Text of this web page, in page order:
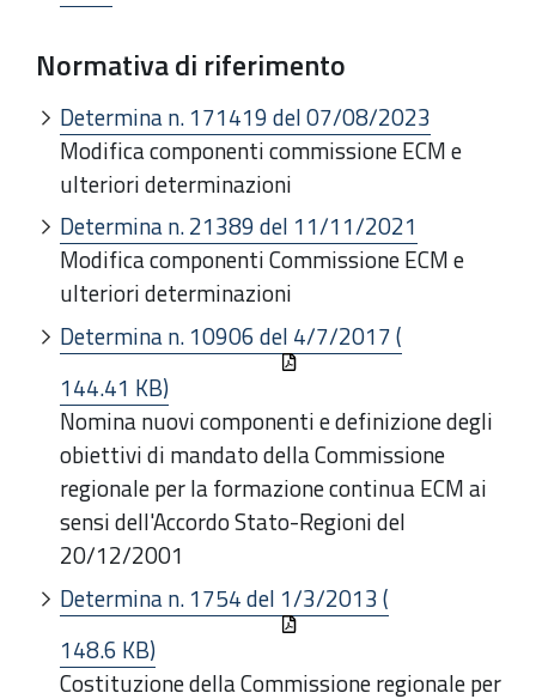
Normativa di riferimento
Determina n. 171419 del07/08/2023
Modifica componenti commissione ECM e
ulteriori determinazioni
Determina n. 21389 del 11/11/2021
Modifica componenti Commissione ECM e
ulteriori determinazioni
Determina n. 10906 del 4/7/2017 (
144.41 KB)
Nomina nuovi componenti e definizione degli
obiettivi di mandato della Commissione
regionale per la formazione continua ECM ai
sensi dell'Accordo Stato-Regioni del
20/12/2001
Determina n. 1754 del 1/3/2013 (
148.6 KB)
Costituzione della Commissione regionale per